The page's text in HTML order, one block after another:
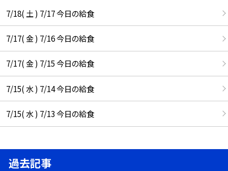
7/18( 土 ) 7/17 今日の給食
7/17( 金 ) 7/16 今日の給食
7/17( 金 ) 7/15 今日の給食
7/15( 水 ) 7/14 今日の給食
7/15( 水 ) 7/13 今日の給食
過去記事